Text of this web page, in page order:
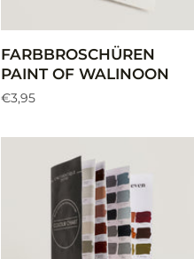
FARBBROSCHÜREN
PAINT OF WALINOON
Angebotspreis
€3,95